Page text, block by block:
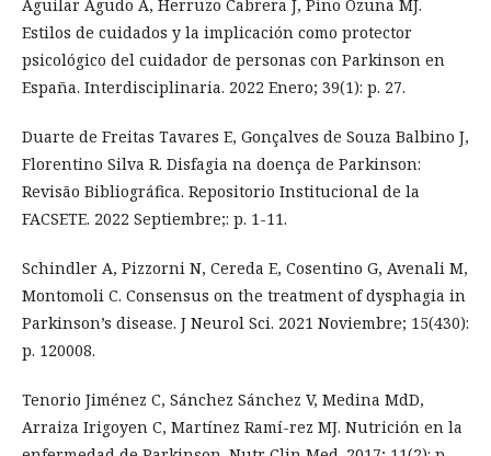
Aguilar Agudo A, Herruzo Cabrera J, Pino Ozuna MJ.
Estilos de cuidados y la implicación como protector
psicológico del cuidador de personas con Parkinson en
España. Interdisciplinaria. 2022 Enero; 39(1): p. 27.
Duarte de Freitas Tavares E, Gonçalves de Souza Balbino J,
Florentino Silva R. Disfagia na doença de Parkinson:
Revisão Bibliográfica. Repositorio Institucional de la
FACSETE. 2022 Septiembre;: p. 1-11.
Schindler A, Pizzorni N, Cereda E, Cosentino G, Avenali M,
Montomoli C. Consensus on the treatment of dysphagia in
Parkinson’s disease. J Neurol Sci. 2021 Noviembre; 15(430):
p. 120008.
Tenorio Jiménez C, Sánchez Sánchez V, Medina MdD,
Arraiza Irigoyen C, Martínez Ramí-rez MJ. Nutrición en la